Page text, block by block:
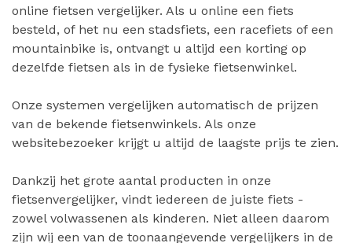
online fietsen vergelijker. Als u online een fiets
besteld, of het nu een stadsfiets, een racefiets of een
mountainbike is, ontvangt u altijd een korting op
dezelfde fietsen als in de fysieke fietsenwinkel.
Onze systemen vergelijken automatisch de prijzen
van de bekende fietsenwinkels. Als onze
websitebezoeker krijgt u altijd de laagste prijs te zien.
Dankzij het grote aantal producten in onze
fietsenvergelijker, vindt iedereen de juiste fiets -
zowel volwassenen als kinderen. Niet alleen daarom
zijn wij een van de toonaangevende vergelijkers in de